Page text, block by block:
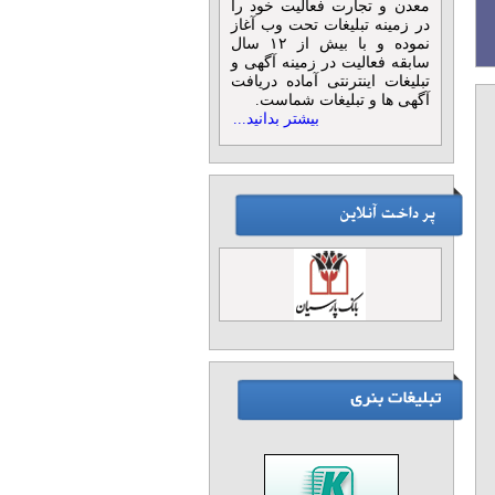
معدن و تجارت فعالیت خود را
در زمینه تبلیغات تحت وب آغاز
نموده و با بیش از ۱۲ سال
سابقه فعالیت در زمینه آگهی و
تبلیغات اینترنتی آماده دریافت
آگهی ها و تبلیغات شماست.
بیشتر بدانید...